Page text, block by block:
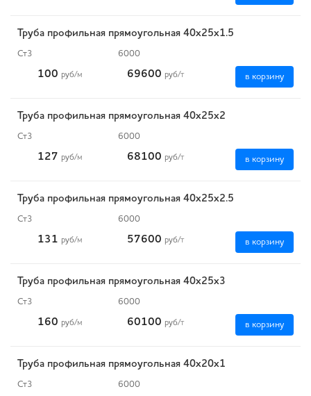
Труба профильная прямоугольная 40х25х1.5
Ст3 6000
100 руб/м 69600 руб/т в корзину
Труба профильная прямоугольная 40х25х2
Ст3 6000
127 руб/м 68100 руб/т в корзину
Труба профильная прямоугольная 40х25х2.5
Ст3 6000
131 руб/м 57600 руб/т в корзину
Труба профильная прямоугольная 40х25х3
Ст3 6000
160 руб/м 60100 руб/т в корзину
Труба профильная прямоугольная 40х20х1
Ст3 6000